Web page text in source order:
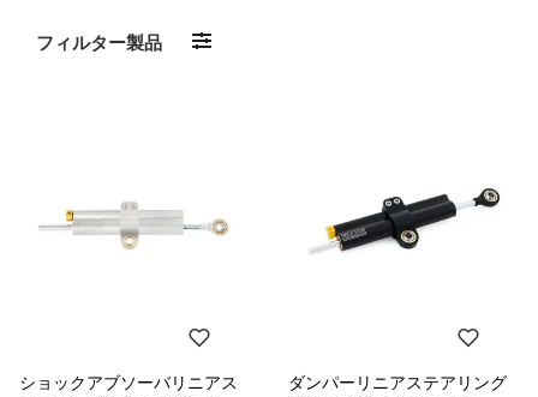
フィルター製品
ショックアブソーバリニアス
ダンパーリニアステアリング